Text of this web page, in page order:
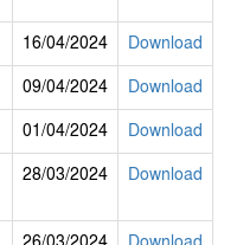
16/04/2024
Download
09/04/2024
Download
01/04/2024
Download
28/03/2024 Download